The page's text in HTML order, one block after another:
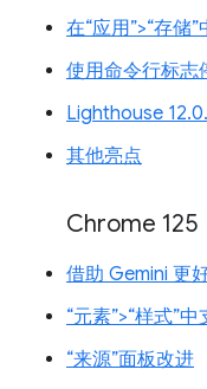
在“应用”>“存储
使用命令行标志
Lighthouse
其他亮点
Chrome 125
借助 Gemini 更
“元素”>“样式”
“来源”面板改进